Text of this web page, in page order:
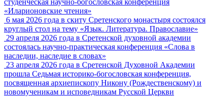
студенческая научно-богословская конференция
«Иларионовские чтения»
6 мая 2026 года в скиту Сретенского монастыря состоялся
круглый стол на тему «Язык. Литература. Православие»
29 апреля 2026 года в Сретенской духовной академии
состоялась научно-практическая конференция «Слова в
наследии, наследие в словах»
23 апреля 2026 года в Сретенской Духовной Академии
прошла Седьмая историко-богословская конференция,
посвященная архиепископу Никону (Рождественскому) и
новомученикам и исповедникам Русской Церкви